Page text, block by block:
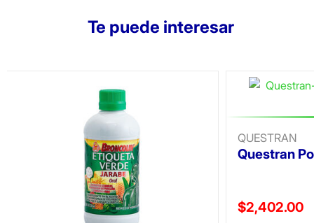
Te puede interesar
QUESTRAN
Questran
Precio
$2,402.00